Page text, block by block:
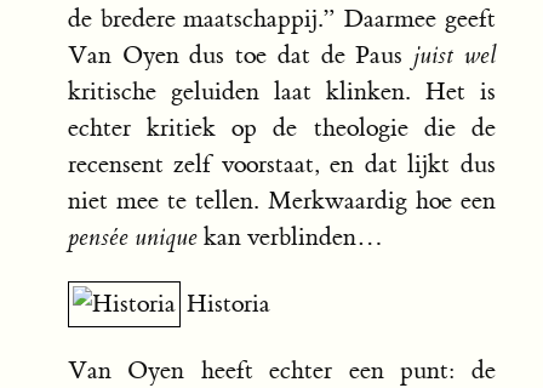
de bredere maatschappij.” Daarmee geeft
Van Oyen dus toe dat de Paus juist wel
kritische geluiden laat klinken. Het is
echter kritiek op de theologie die de
recensent zelf voorstaat, en dat lijkt dus
niet mee te tellen. Merkwaardig hoe een
pensée unique kan verblinden…
Historia
Van Oyen heeft echter een punt: de